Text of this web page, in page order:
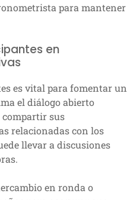
para mantener
en
es vital para fomentar un
el diálogo abierto
sus
relacionadas con los
llevar a discusiones
en ronda o